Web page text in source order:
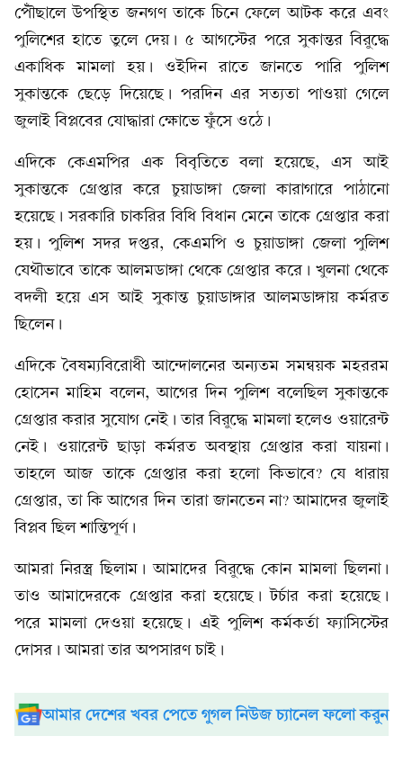
পৌঁছালে উপস্থিত জনগণ তাকে চিনে ফেলে আটক করে এবং
পুলিশের হাতে তুলে দেয়। ৫ আগস্টের পরে সুকান্তর বিরুদ্ধে
একাধিক মামলা হয়। ওইদিন রাতে জানতে পারি পুলিশ
সুকান্তকে ছেড়ে দিয়েছে। পরদিন এর সত্যতা পাওয়া গেলে
জুলাই বিপ্লবের যোদ্ধারা ক্ষোভে ফুঁসে ওঠে।
এদিকে কেএমপির এক বিবৃতিতে বলা হয়েছে, এস আই
সুকান্তকে গ্রেপ্তার করে চুয়াডাঙ্গা জেলা কারাগারে পাঠানো
হয়েছে। সরকারি চাকরির বিধি বিধান মেনে তাকে গ্রেপ্তার করা
হয়। পুলিশ সদর দপ্তর, কেএমপি ও চুয়াডাঙ্গা জেলা পুলিশ
যেথৗভাবে তাকে আলমডাঙ্গা থেকে গ্রেপ্তার করে। খুলনা থেকে
বদলী হয়ে এস আই সুকান্ত চুয়াডাঙ্গার আলমডাঙ্গায় কর্মরত
ছিলেন।
এদিকে বৈষম্যবিরোধী আন্দোলনের অন্যতম সমন্বয়ক মহররম
হোসেন মাহিম বলেন, আগের দিন পুলিশ বলেছিল সুকান্তকে
গ্রেপ্তার করার সুযোগ নেই। তার বিরুদ্ধে মামলা হলেও ওয়ারেন্ট
নেই। ওয়ারেন্ট ছাড়া কর্মরত অবস্থায় গ্রেপ্তার করা যায়না।
তাহলে আজ তাকে গ্রেপ্তার করা হলো কিভাবে? যে ধারায়
গ্রেপ্তার, তা কি আগের দিন তারা জানতেন না? আমাদের জুলাই
বিপ্লব ছিল শান্তিপূর্ণ।
আমরা নিরস্ত্র ছিলাম। আমাদের বিরুদ্ধে কোন মামলা ছিলনা।
তাও আমাদেরকে গ্রেপ্তার করা হয়েছে। টর্চার করা হয়েছে।
পরে মামলা দেওয়া হয়েছে। এই পুলিশ কর্মকর্তা ফ্যাসিস্টের
দোসর। আমরা তার অপসারণ চাই।
আমার দেশের খবর পেতে গুগল নিউজ চ্যানেল ফলো করুন